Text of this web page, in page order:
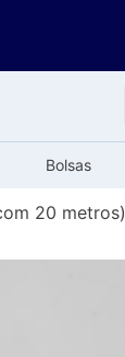
Bolsas
20 metros)